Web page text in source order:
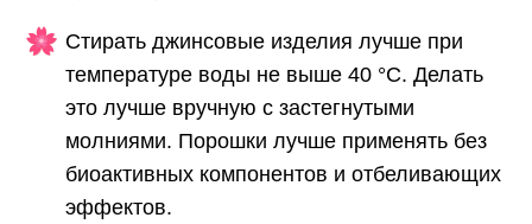
Стирать джинсовые изделия лучше при
температуре воды не выше 40 °С. Делать
это лучше вручную с застегнутыми
молниями. Порошки лучше применять без
биоактивных компонентов и отбеливающих
эффектов.